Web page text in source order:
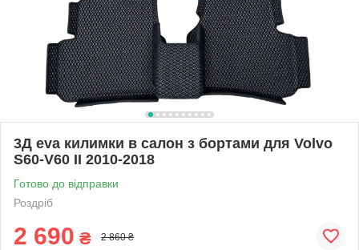
3Д eva килимки в салон з бортами для Volvo
S60-V60 II 2010-2018
Готово до відправки
Роздріб
2 690 ₴ 2 860 ₴